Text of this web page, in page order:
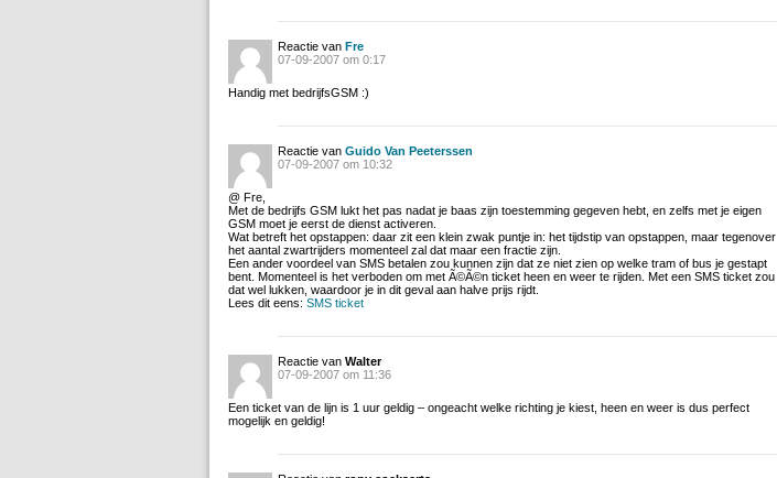
Reactie van Fre
07-09-2007 om 0:17
Handig met bedrijfsGSM :)
Reactie van Guido Van Peeterssen
07-09-2007 om 10:32
@ Fre,
Met de bedrijfs GSM lukt het pas nadat je baas zijn toestemming gegeven hebt, en zelfs met je eigen
GSM moet je eerst de dienst activeren.
Wat betreft het opstappen: daar zit een klein zwak puntje in: het tijdstip van opstappen, maar tegenover
het aantal zwartrijders momenteel zal dat maar een fractie zijn.
Een ander voordeel van SMS betalen zou kunnen zijn dat ze niet zien op welke tram of bus je gestapt
bent. Momenteel is het verboden om met Ã©Ã©n ticket heen en weer te rijden. Met een SMS ticket zou
dat wel lukken, waardoor je in dit geval aan halve prijs rijdt.
Lees dit eens: SMS ticket
Reactie van Walter
07-09-2007 om 11:36
Een ticket van de lijn is 1 uur geldig – ongeacht welke richting je kiest, heen en weer is dus perfect
mogelijk en geldig!